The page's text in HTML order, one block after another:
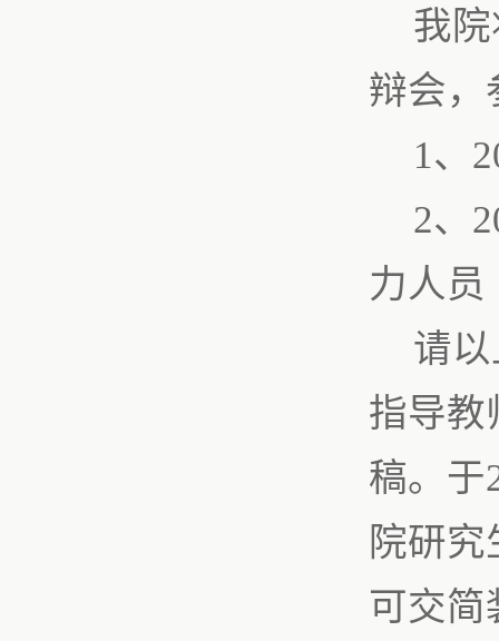
我
辩会，
1、
2、
力人员
请
指导教
稿。于
院研
可交简